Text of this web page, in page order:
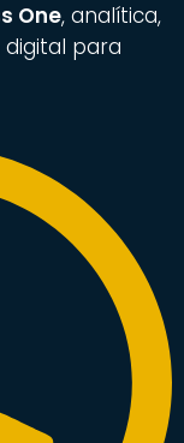
One, analítica,
para